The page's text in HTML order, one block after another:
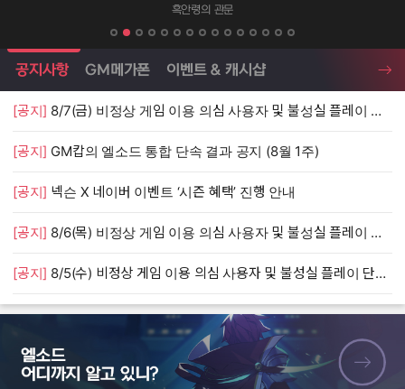
흑안령의 관문
엘소드 소식
공지사항 GM메가폰 이벤트 & 캐시샵
[공지] 8/7(금) 비정상 게임 이용 의심 사용자 및 불성실 플레이 단속 안내
[공지] GM캅의 엘소드 통합 단속 결과 공지 (8월 1주)
[공지] 넥슨 X 네이버 이벤트 ‘시즌 혜택’ 진행 안내
[공지] 8/6(목) 비정상 게임 이용 의심 사용자 및 불성실 플레이 단속 안내
[공지] 8/5(수) 비정상 게임 이용 의심 사용자 및 불성실 플레이 단속 안내
엘소드 어디까지 알고 있니?